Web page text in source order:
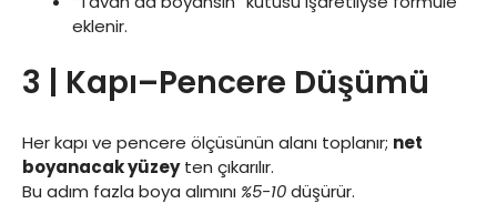
eklenir.
3 | Kapı–Pencere Düşümü
Her kapı ve pencere ölçüsünün alanı toplanır; net
boyanacak yüzeyten çıkarılır.
Bu adım fazla boya alımını%5-10düşürür.